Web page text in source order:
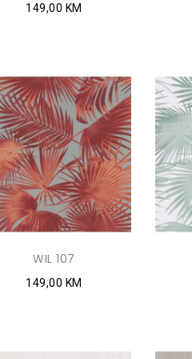
149,00 KM
WIL 107
149,00 KM